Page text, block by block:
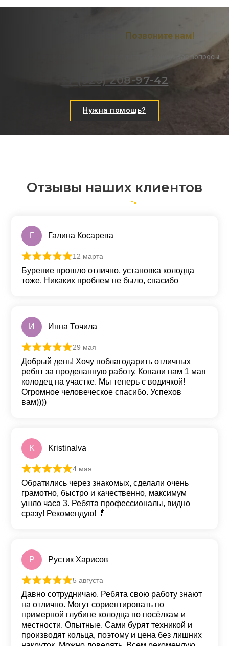
Позвоните нам!
Наши менеджеры ответят на все интересующие Вас вопросы
+7 (925) 208-97-42
Нужна помощь?
Отзывы наших клиентов
Г Галина Косарева
Оценка из 5
12 марта
Бурение прошло отлично, установка колодца
тоже. Никаких проблем не было, спасибо
И Инна Точила
Оценка
29 мая
Добрый день! Хочу поблагодарить отличных
ребят за проделанную работу. Копали нам 1 мая
колодец на участке. Мы теперь с водичкой!
Огромное человеческое спасибо. Успехов
вам))))
K KristinaIva
Оценка
4 мая
Обратились через знакомых, сделали очень
грамотно, быстро и качественно, максимум
ушло часа 3. Ребята профессионалы, видно
сразу! Рекомендую! 🔝
Р Рустик Харисов
Оценка из 5
5 августа
Давно сотрудничаю. Ребята свою работу знают
на отлично. Могут сориентировать по
примерной глубине колодца по посёлкам и
местности. Опытные. Сами бурят техникой и
производят кольца, поэтому и цена без лишних